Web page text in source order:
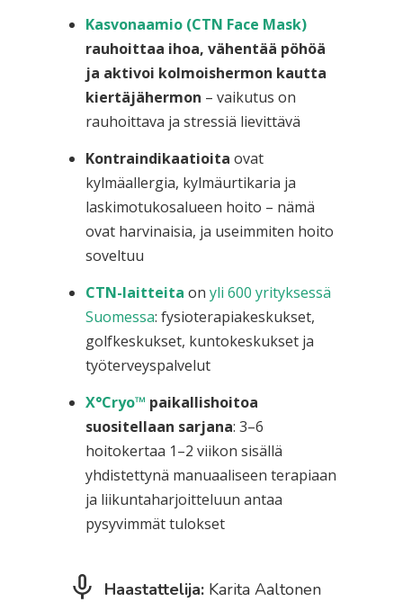
Kasvonaamio (CTN Face Mask)
rauhoittaa ihoa, vähentää pöhöä
ja aktivoi kolmoishermon kautta
kiertäjähermon – vaikutus on
rauhoittava ja stressiä lievittävä
Kontraindikaatioita ovat
kylmäallergia, kylmäurtikaria ja
laskimotukosalueen hoito – nämä
ovat harvinaisia, ja useimmiten hoito
soveltuu
CTN-laitteita on yli 600 yrityksessä
Suomessa: fysioterapiakeskukset,
golfkeskukset, kuntokeskukset ja
työterveyspalvelut
X°Cryo™ paikallishoitoa
suositellaan sarjana: 3–6
hoitokertaa 1–2 viikon sisällä
yhdistettynä manuaaliseen terapiaan
ja liikuntaharjoitteluun antaa
pysyvimmät tulokset
Haastattelija: Karita Aaltonen